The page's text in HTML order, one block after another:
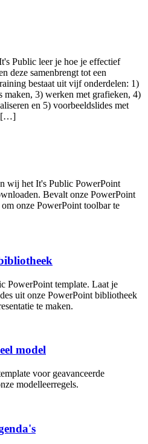
Public leer je hoe je effectief
deze samenbrengt tot een
bestaat uit vijf onderdelen: 1)
maken, 3) werken met grafieken, 4)
en 5) voorbeeldslides met
[…]
wij het It's Public PowerPoint
Bevalt onze PowerPoint
onze PowerPoint toolbar te
PowerPoint template. Laat je
uit onze PowerPoint bibliotheek
te maken.
model
voor geavanceerde
modelleerregels.